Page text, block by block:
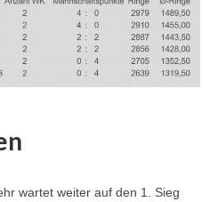
wartet weiter auf den 1. Sieg